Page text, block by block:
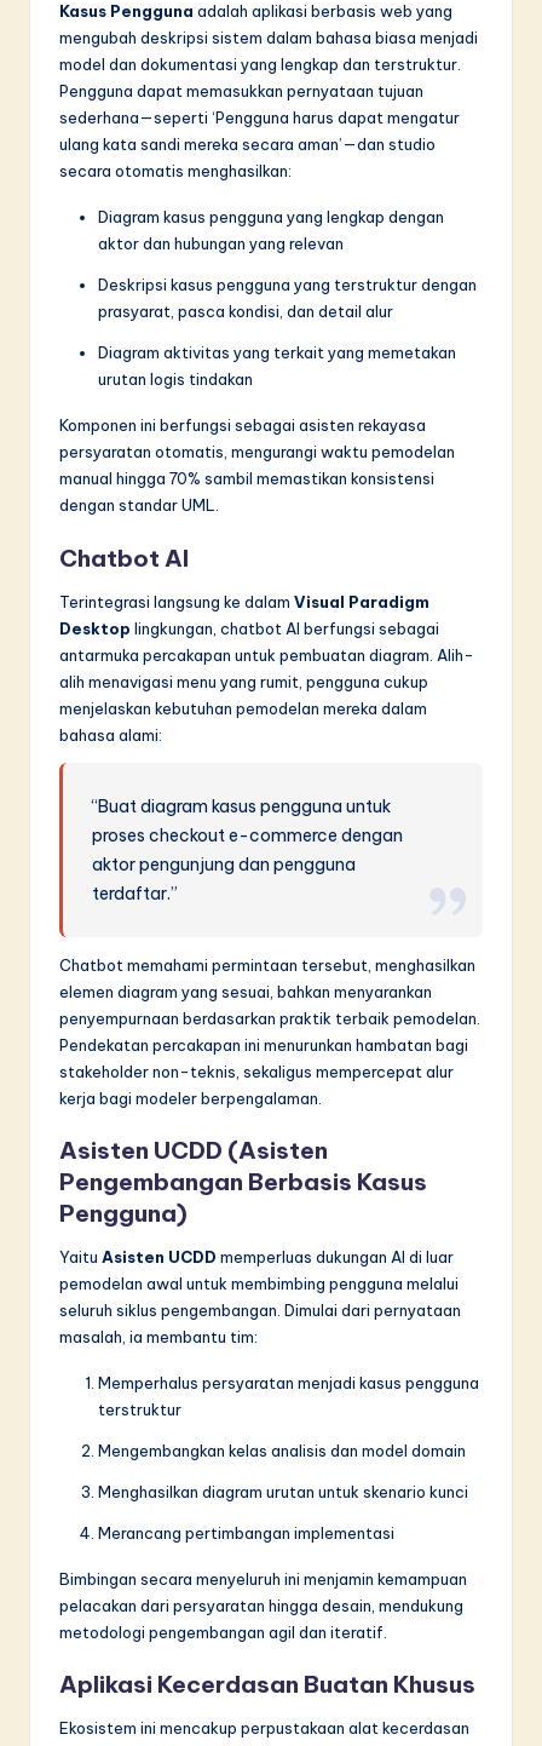
Kasus Pengguna adalah aplikasi berbasis web yang
mengubah deskripsi sistem dalam bahasa biasa menjadi
model dan dokumentasi yang lengkap dan terstruktur.
Pengguna dapat memasukkan pernyataan tujuan
sederhana—seperti ‘Pengguna harus dapat mengatur
ulang kata sandi mereka secara aman’—dan studio
secara otomatis menghasilkan:
Diagram kasus pengguna yang lengkap dengan
aktor dan hubungan yang relevan
Deskripsi kasus pengguna yang terstruktur dengan
prasyarat, pasca kondisi, dan detail alur
Diagram aktivitas yang terkait yang memetakan
urutan logis tindakan
Komponen ini berfungsi sebagai asisten rekayasa
persyaratan otomatis, mengurangi waktu pemodelan
manual hingga 70% sambil memastikan konsistensi
dengan standar UML.
Chatbot AI
Terintegrasi langsung ke dalam Visual Paradigm
Desktop lingkungan, chatbot AI berfungsi sebagai
antarmuka percakapan untuk pembuatan diagram. Alih-
alih menavigasi menu yang rumit, pengguna cukup
menjelaskan kebutuhan pemodelan mereka dalam
bahasa alami:
“Buat diagram kasus pengguna untuk
proses checkout e-commerce dengan
aktor pengunjung dan pengguna
terdaftar.”
Chatbot memahami permintaan tersebut, menghasilkan
elemen diagram yang sesuai, bahkan menyarankan
penyempurnaan berdasarkan praktik terbaik pemodelan.
Pendekatan percakapan ini menurunkan hambatan bagi
stakeholder non-teknis, sekaligus mempercepat alur
kerja bagi modeler berpengalaman.
Asisten UCDD (Asisten
Pengembangan Berbasis Kasus
Pengguna)
Yaitu Asisten UCDD memperluas dukungan AI di luar
pemodelan awal untuk membimbing pengguna melalui
seluruh siklus pengembangan. Dimulai dari pernyataan
masalah, ia membantu tim:
Memperhalus persyaratan menjadi kasus pengguna
terstruktur
Mengembangkan kelas analisis dan model domain
Menghasilkan diagram urutan untuk skenario kunci
Merancang pertimbangan implementasi
Bimbingan secara menyeluruh ini menjamin kemampuan
pelacakan dari persyaratan hingga desain, mendukung
metodologi pengembangan agil dan iteratif.
Aplikasi Kecerdasan Buatan Khusus
Ekosistem ini mencakup perpustakaan alat kecerdasan